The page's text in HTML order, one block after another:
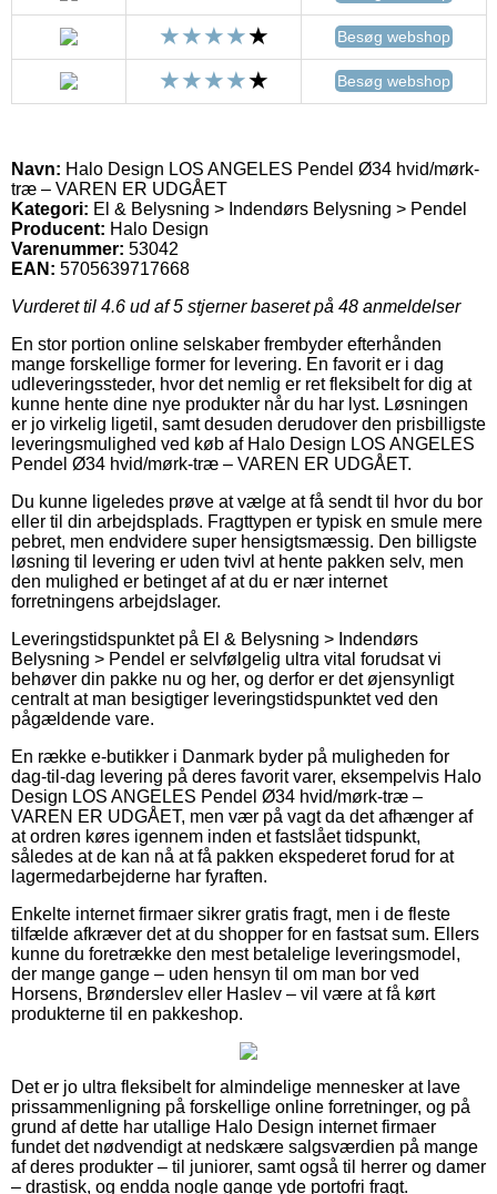
Besøg webshop
Besøg webshop
Navn: Halo Design LOS ANGELES Pendel Ø34 hvid/mørk-
træ – VAREN ER UDGÅET
Kategori: El & Belysning > Indendørs Belysning > Pendel
Producent: Halo Design
Varenummer: 53042
EAN: 5705639717668
Vurderet til 4.6 ud af 5 stjerner baseret på 48 anmeldelser
En stor portion online selskaber frembyder efterhånden
mange forskellige former for levering. En favorit er i dag
udleveringssteder, hvor det nemlig er ret fleksibelt for dig at
kunne hente dine nye produkter når du har lyst. Løsningen
er jo virkelig ligetil, samt desuden derudover den prisbilligste
leveringsmulighed ved køb af Halo Design LOS ANGELES
Pendel Ø34 hvid/mørk-træ – VAREN ER UDGÅET.
Du kunne ligeledes prøve at vælge at få sendt til hvor du bor
eller til din arbejdsplads. Fragttypen er typisk en smule mere
pebret, men endvidere super hensigtsmæssig. Den billigste
løsning til levering er uden tvivl at hente pakken selv, men
den mulighed er betinget af at du er nær internet
forretningens arbejdslager.
Leveringstidspunktet på El & Belysning > Indendørs
Belysning > Pendel er selvfølgelig ultra vital forudsat vi
behøver din pakke nu og her, og derfor er det øjensynligt
centralt at man besigtiger leveringstidspunktet ved den
pågældende vare.
En række e-butikker i Danmark byder på muligheden for
dag-til-dag levering på deres favorit varer, eksempelvis Halo
Design LOS ANGELES Pendel Ø34 hvid/mørk-træ –
VAREN ER UDGÅET, men vær på vagt da det afhænger af
at ordren køres igennem inden et fastslået tidspunkt,
således at de kan nå at få pakken ekspederet forud for at
lagermedarbejderne har fyraften.
Enkelte internet firmaer sikrer gratis fragt, men i de fleste
tilfælde afkræver det at du shopper for en fastsat sum. Ellers
kunne du foretrække den mest betalelige leveringsmodel,
der mange gange – uden hensyn til om man bor ved
Horsens, Brønderslev eller Haslev – vil være at få kørt
produkterne til en pakkeshop.
Det er jo ultra fleksibelt for almindelige mennesker at lave
prissammenligning på forskellige online forretninger, og på
grund af dette har utallige Halo Design internet firmaer
fundet det nødvendigt at nedskære salgsværdien på mange
af deres produkter – til juniorer, samt også til herrer og damer
– drastisk, og endda nogle gange yde portofri fragt.